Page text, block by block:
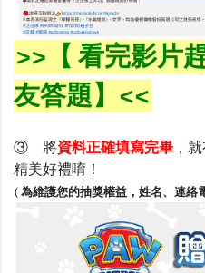
>>【 看完影片
友答題】<<
③ 將資料正確填寫完畢 ， 就
精美好禮唷！
( 為維護您的抽獎權益，姓名、連絡